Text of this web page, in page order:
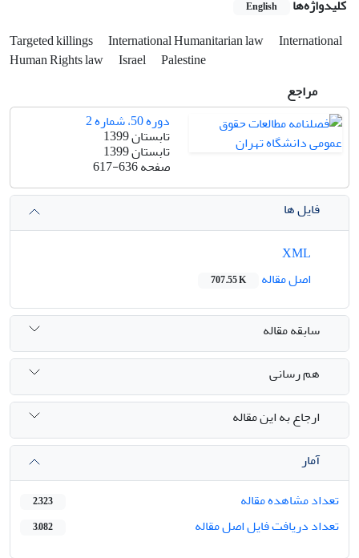
کلیدواژه‌ها English
Targeted killings International Humanitarian law
International
Human Rights law
Israel
Palestine
مراجع
دوره 50، شماره 2
تابستان 1399
تابستان 1399
صفحه617-636
فایل ها
اصل مقاله
707.55 K
سابقه مقاله
هم رسانی
ارجاع به این مقاله
آمار
تعداد مشاهده مقاله
2,323
تعداد دریافت فایل اصل مقاله 3,082